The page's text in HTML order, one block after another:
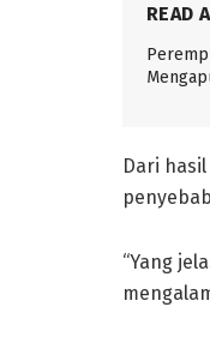
READ
Dari
“Yang